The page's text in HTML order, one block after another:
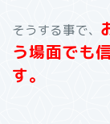
そうする事で、
う場面でも
す。